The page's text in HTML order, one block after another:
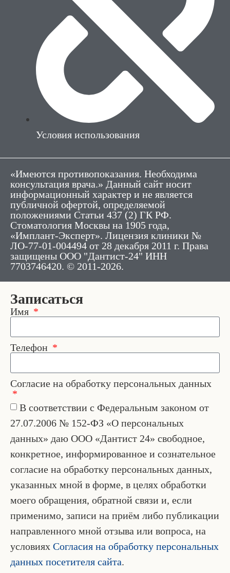
Условия использования
«Имеются противопоказания. Необходима
консультация врача.» Данный сайт носит
информационный характер и не является
публичной офертой, определяемой
положениями Статьи 437 (2) ГК РФ.
Стоматология Москвы на 1905 года,
«Имплант-Эксперт». Лицензия клиники №
ЛО-77-01-004494 от 28 декабря 2011 г. Права
защищены ООО "Дантист-24" ИНН
7703746420. © 2011-2026.
Записаться
Имя
Телефон
Согласие на обработку персональных данных
В соответствии с Федеральным законом от
27.07.2006 № 152-ФЗ «О персональных
данных» даю ООО «Дантист 24» свободное,
конкретное, информированное и сознательное
согласие на обработку персональных данных,
указанных мной в форме, в целях обработки
моего обращения, обратной связи и, если
применимо, записи на приём либо публикации
направленного мной отзыва или вопроса, на
условиях Согласия на обработку персональных
данных посетителя сайта.